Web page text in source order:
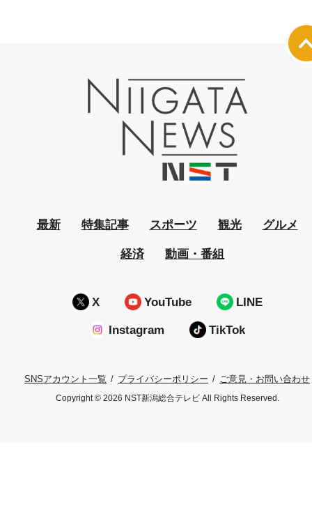
最新 特集記事 スポーツ 観光 グルメ
経済 動画・番組
X YouTube LINE
Instagram TikTok
SNSアカウント一覧 プライバシーポリシー ご意見・お問い合わせ
Copyright © 2026 NST新潟総合テレビ All Rights Reserved.